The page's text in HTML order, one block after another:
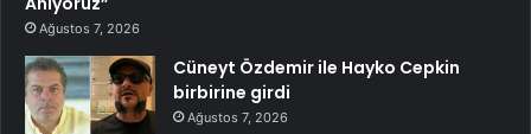
Ağustos 7, 2026
Cüneyt Özdemir ile Hayko Cepkin
birbirine girdi
Ağustos 7, 2026